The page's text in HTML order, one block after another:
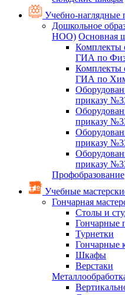
Учебно-наглядные
Дошкольное
НОО) Основная
Комплекты
ГИА по
Комплекты
ГИА по
приказу
приказу
приказу
приказу
Профобразование
Учебные
Гончарная
Столы и
Гончарные
Турнетки
Гончарные
Шкафы
Верстаки